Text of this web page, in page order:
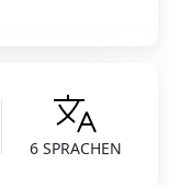
6 SPRACHEN